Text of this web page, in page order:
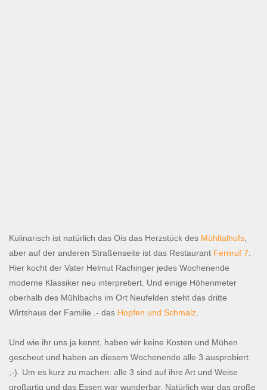
Kulinarisch ist natürlich das Ois das Herzstück des Mühltalhofs
aber auf der anderen Straßenseite ist das Restaurant Fernruf 7
Hier kocht der Vater Helmut Rachinger jedes Wochenende
moderne Klassiker neu interpretiert. Und einige Höhenmeter
oberhalb des Mühlbachs im Ort Neufelden steht das dritte
Wirtshaus der Familie .- das Hopfen und Schmalz
Und wie ihr uns ja kennt, haben wir keine Kosten und Mühen
gescheut und haben an diesem Wochenende alle 3 ausprobiert.
;-). Um es kurz zu machen: alle 3 sind auf ihre Art und Weise
großartig und das Essen war wunderbar. Natürlich war das große